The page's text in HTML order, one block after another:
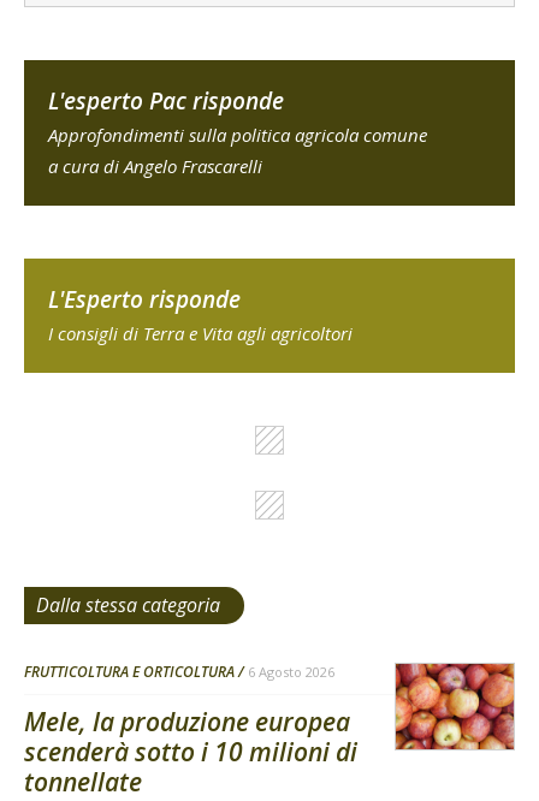
L'esperto Pac risponde
Approfondimenti sulla politica agricola comune
a cura di Angelo Frascarelli
L'Esperto risponde
I consigli di Terra e Vita agli agricoltori
Dalla stessa categoria
FRUTTICOLTURA E ORTICOLTURA 6 Agosto 2026
Mele, la produzione europea
scenderà sotto i 10 milioni di
tonnellate